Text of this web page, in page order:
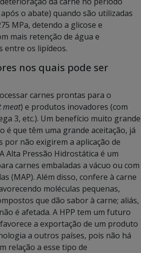
o abate) quando são utilizadas
MPa, detendo a glicose e
mais retenção de água e
entre os lipídeos.
nos quais pode ser
carnes prontas para o
meat) e produtos inovadores (com
3, etc.). Um benefício muito grande
é que têm uma grande aceitação, já
por não exigirem a aplicação de
Alta Pressão Hidrostática é um
carnes embaladas a vácuo ou com
(MAP). Além disso, confere à carne
moléculas pequenas,
que dão sabor à carne; aliás,
é afetada. A HPP tem um futuro
a exportação de um produto
a outros países, pois não há
relação a esse tipo de